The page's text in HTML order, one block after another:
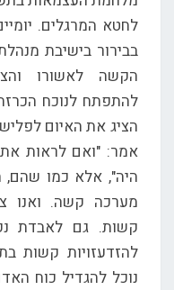
לחטא המרגלים.
בבירור בישיבת
הקשה לאשורו
להתפתח לנוכח
הציג את האיום
אמר: "ואם לראות
היה", אלא כמו שהם,
מערכה קשה. ואנו
קשות. גם לאבדת
להזדעזויות קשות
נוכל להגדיל כוח